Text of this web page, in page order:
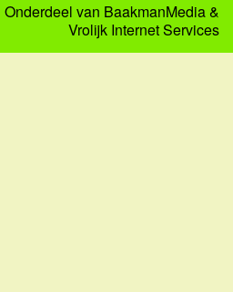
van BaakmanMedia&
Vrolijk Internet Services